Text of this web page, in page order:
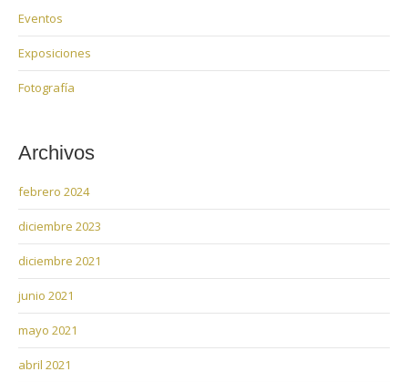
Eventos
Exposiciones
Fotografía
Archivos
febrero 2024
diciembre 2023
diciembre 2021
junio 2021
mayo 2021
abril 2021